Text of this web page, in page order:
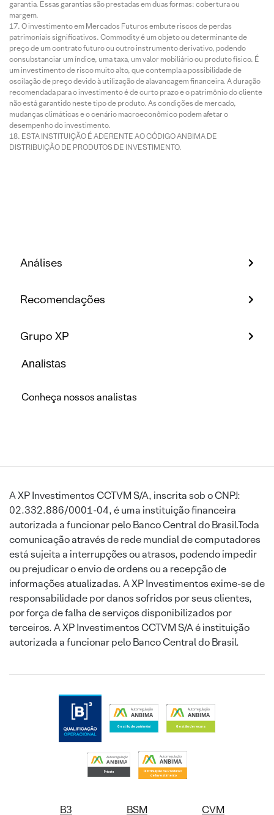
garantia. Essas garantias são prestadas em duas formas: cobertura ou
margem.
O investimento em Mercados Futuros embute riscos de perdas
patrimoniais significativos. Commodity é um objeto ou determinante de
preço de um contrato futuro ou outro instrumento derivativo, podendo
consubstanciar um índice, uma taxa, um valor mobiliário ou produto físico. É
um investimento de risco muito alto, que contempla a possibilidade de
oscilação de preço devido à utilização de alavancagem financeira. A duração
recomendada para o investimento é de curto prazo e o patrimônio do cliente
não está garantido neste tipo de produto. As condições de mercado,
mudanças climáticas e o cenário macroeconômico podem afetar o
desempenho do investimento.
ESTA INSTITUIÇÃO É ADERENTE AO CÓDIGO ANBIMA DE
DISTRIBUIÇÃO DE PRODUTOS DE INVESTIMENTO.
Análises
Recomendações
Grupo XP
Analistas
Conheça nossos analistas
A XP Investimentos CCTVM S/A, inscrita sob o CNPJ:
02.332.886/0001-04, é uma instituição financeira
autorizada a funcionar pelo Banco Central do Brasil.Toda
comunicação através de rede mundial de computadores
está sujeita a interrupções ou atrasos, podendo impedir
ou prejudicar o envio de ordens ou a recepção de
informações atualizadas. A XP Investimentos exime-se de
responsabilidade por danos sofridos por seus clientes,
por força de falha de serviços disponibilizados por
terceiros. A XP Investimentos CCTVM S/A é instituição
autorizada a funcionar pelo Banco Central do Brasil.
B3 BSM CVM